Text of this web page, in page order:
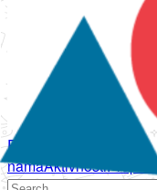
Početna
namaAktivnostiPropisi